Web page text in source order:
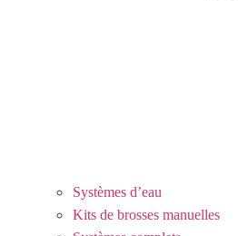
Systèmes d’eau
Kits de brosses manuelles